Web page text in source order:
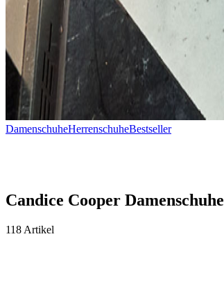
DamenschuheHerrenschuheBestseller
Candice Cooper Damenschuhe
118 Artikel